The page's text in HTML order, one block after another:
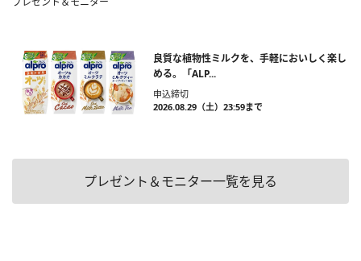
良質な植物性ミルクを、手軽においしく楽し
める。「ALP...
申込締切
2026.08.29（土）23:59まで
プレゼント＆モニター一覧を見る